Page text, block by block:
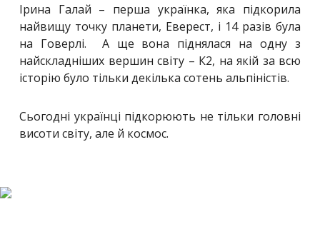
Ірина Галай – перша українка, яка підкорила
найвищу точку планети, Еверест, і 14 разів була
на Говерлі. А ще вона піднялася на одну з
найскладніших вершин світу – К2, на якій за всю
історію було тільки декілька сотень альпіністів.
Сьогодні українці підкорюють не тільки головні
висоти світу, але й космос.